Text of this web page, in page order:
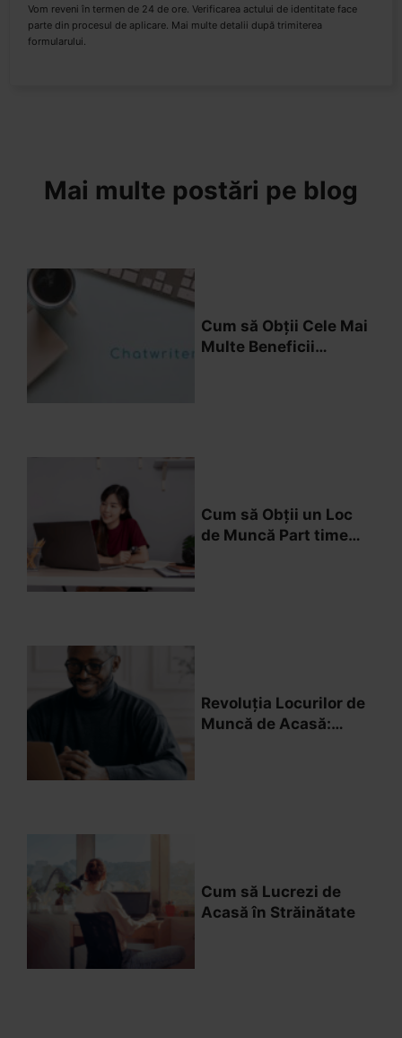
Vom reveni în termen de 24 de ore. Verificarea actului de identitate face
parte din procesul de aplicare. Mai multe detalii după trimiterea
formularului.
Mai multe postări pe blog
Cum să Obții Cele Mai
Multe Beneficii
Cum să Obții un Loc
de Muncă Part time
Revoluția Locurilor de
Muncă de Acasă:
Cum să Lucrezi de
Acasă în Străinătate